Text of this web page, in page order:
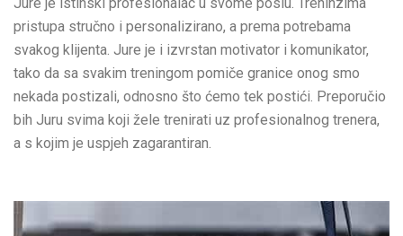
pristupa stručno i personalizirano, a prema potrebama
svakog klijenta. Jure je i izvrstan motivator i komunikator,
tako da sa svakim treningom pomiče granice onog smo
nekada postizali, odnosno što ćemo tek postići. Preporučio
bih Juru svima koji žele trenirati uz profesionalnog trenera,
a s kojim je uspjeh zagarantiran.